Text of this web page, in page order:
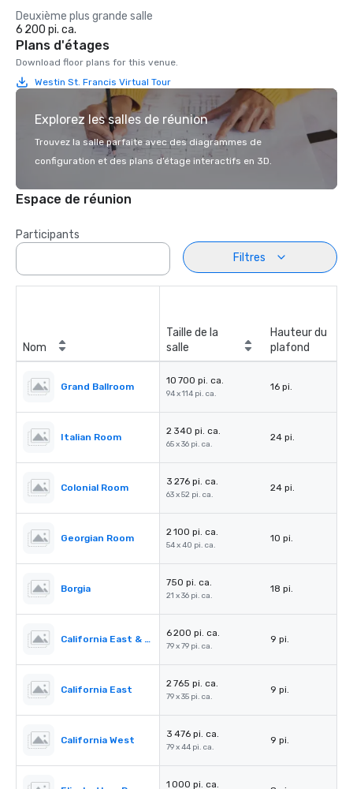
Deuxième plus grande salle
6 200 pi. ca.
Plans d'étages
Download floor plans for this venue.
Westin St. Francis Virtual Tour
Explorez les salles de réunion
Trouvez la salle parfaite avec des diagrammes de
configuration et des plans d’étage interactifs en 3D.
Espace de réunion
Participants
Filtres
Nom
Taille de la
salle
Hauteur du
plafond
Grand Ballroom
10 700 pi. ca.
94 x 114 pi. ca.
16 pi.
Italian Room
2 340 pi. ca.
65 x 36 pi. ca.
24 pi.
Colonial Room
3 276 pi. ca.
63 x 52 pi. ca.
24 pi.
Georgian Room
2 100 pi. ca.
54 x 40 pi. ca.
10 pi.
Borgia
750 pi. ca.
21 x 36 pi. ca.
18 pi.
California East & West
6 200 pi. ca.
79 x 79 pi. ca.
9 pi.
California East
2 765 pi. ca.
79 x 35 pi. ca.
9 pi.
California West
3 476 pi. ca.
79 x 44 pi. ca.
9 pi.
1 000 pi. ca.